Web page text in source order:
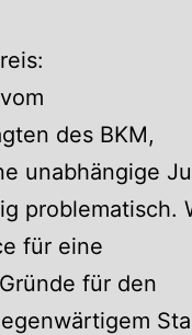
des BKM,
unabhängige
problematisch.
für eine
für den